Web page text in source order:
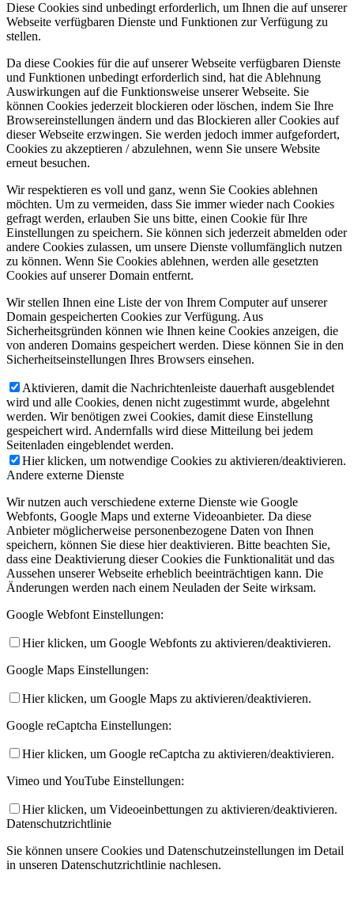
Diese Cookies sind unbedingt erforderlich, um Ihnen die auf unserer
Webseite verfügbaren Dienste und Funktionen zur Verfügung zu
stellen.
Da diese Cookies für die auf unserer Webseite verfügbaren Dienste
und Funktionen unbedingt erforderlich sind, hat die Ablehnung
Auswirkungen auf die Funktionsweise unserer Webseite. Sie
können Cookies jederzeit blockieren oder löschen, indem Sie Ihre
Browsereinstellungen ändern und das Blockieren aller Cookies auf
dieser Webseite erzwingen. Sie werden jedoch immer aufgefordert,
Cookies zu akzeptieren / abzulehnen, wenn Sie unsere Website
erneut besuchen.
Wir respektieren es voll und ganz, wenn Sie Cookies ablehnen
möchten. Um zu vermeiden, dass Sie immer wieder nach Cookies
gefragt werden, erlauben Sie uns bitte, einen Cookie für Ihre
Einstellungen zu speichern. Sie können sich jederzeit abmelden oder
andere Cookies zulassen, um unsere Dienste vollumfänglich nutzen
zu können. Wenn Sie Cookies ablehnen, werden alle gesetzten
Cookies auf unserer Domain entfernt.
Wir stellen Ihnen eine Liste der von Ihrem Computer auf unserer
Domain gespeicherten Cookies zur Verfügung. Aus
Sicherheitsgründen können wie Ihnen keine Cookies anzeigen, die
von anderen Domains gespeichert werden. Diese können Sie in den
Sicherheitseinstellungen Ihres Browsers einsehen.
Aktivieren, damit die Nachrichtenleiste dauerhaft ausgeblendet
wird und alle Cookies, denen nicht zugestimmt wurde, abgelehnt
werden. Wir benötigen zwei Cookies, damit diese Einstellung
gespeichert wird. Andernfalls wird diese Mitteilung bei jedem
Seitenladen eingeblendet werden.
Hier klicken, um notwendige Cookies zu aktivieren/deaktivieren.
Andere externe Dienste
Wir nutzen auch verschiedene externe Dienste wie Google
Webfonts, Google Maps und externe Videoanbieter. Da diese
Anbieter möglicherweise personenbezogene Daten von Ihnen
speichern, können Sie diese hier deaktivieren. Bitte beachten Sie,
dass eine Deaktivierung dieser Cookies die Funktionalität und das
Aussehen unserer Webseite erheblich beeinträchtigen kann. Die
Änderungen werden nach einem Neuladen der Seite wirksam.
Google Webfont Einstellungen:
Hier klicken, um Google Webfonts zu aktivieren/deaktivieren.
Google Maps Einstellungen:
Hier klicken, um Google Maps zu aktivieren/deaktivieren.
Google reCaptcha Einstellungen:
Hier klicken, um Google reCaptcha zu aktivieren/deaktivieren.
Vimeo und YouTube Einstellungen:
Hier klicken, um Videoeinbettungen zu aktivieren/deaktivieren.
Datenschutzrichtlinie
Sie können unsere Cookies und Datenschutzeinstellungen im Detail
in unseren Datenschutzrichtlinie nachlesen.